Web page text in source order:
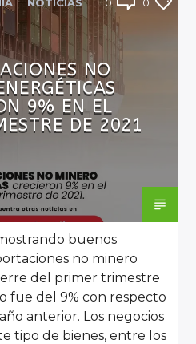
NO
9% EN EL
DE 2021
buenos
no minero
del primer trimestre
fue del 9% con respecto
anterior. Los negocios
tipo de bienes, entre los